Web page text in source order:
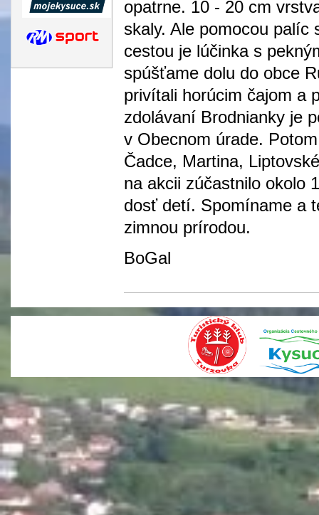
opatrne. 10 - 20 cm
skaly. Ale pomocou palíc
cestou je lúčinka s
spúšťame dolu do obce
privítali horúcim čajom a
zdolávaní Brodnianky je
v Obecnom úrade.
Čadce, Martina,
na akcii zúčastnilo okolo
dosť detí. Spomíname a
zimnou prírodou.
BoGal